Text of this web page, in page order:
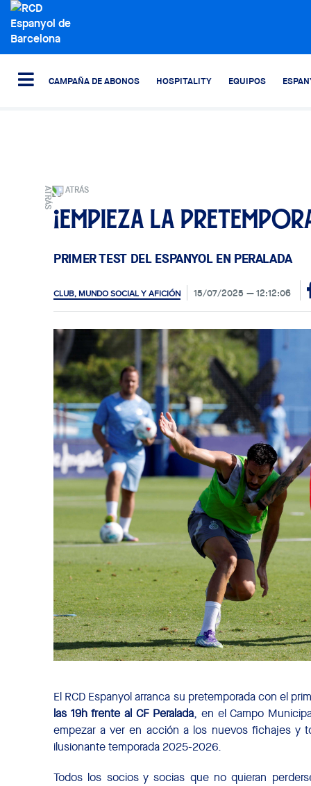
CAMPAÑA DE ABONOS HOSPITALITY EQUIPOS
ATRÁS
¡Empieza la
PRIMER TEST DEL ESPANYOL EN PERALADA
CLUB, MUNDO SOCIAL Y AFICIÓN 15/07/2025 12:12:06
El RCD Espanyol arranca su pretemporada con el
las 19h frente al CF Peralada, en el Campo
empezar a ver en acción a los nuevos fichajes y
ilusionante temporada 2025-2026.
Todos los socios y socias que no quieran